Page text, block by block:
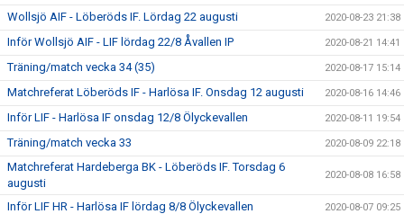
Wollsjö AIF - Löberöds IF. Lördag 22 augusti 2020-08-23 21:38
Inför Wollsjö AIF - LIF lördag 22/8 Åvallen IP 2020-08-21 14:41
Träning/match vecka 34 (35) 2020-08-17 15:14
Matchreferat Löberöds IF - Harlösa IF. Onsdag 12 augusti 2020-08-16 14:46
Inför LIF - Harlösa IF onsdag 12/8 Ölyckevallen 2020-08-11 19:54
Träning/match vecka 33 2020-08-09 22:18
Matchreferat Hardeberga BK - Löberöds IF. Torsdag 6
augusti
2020-08-08 16:58
Inför LIF HR - Harlösa IF lördag 8/8 Ölyckevallen 2020-08-07 09:25